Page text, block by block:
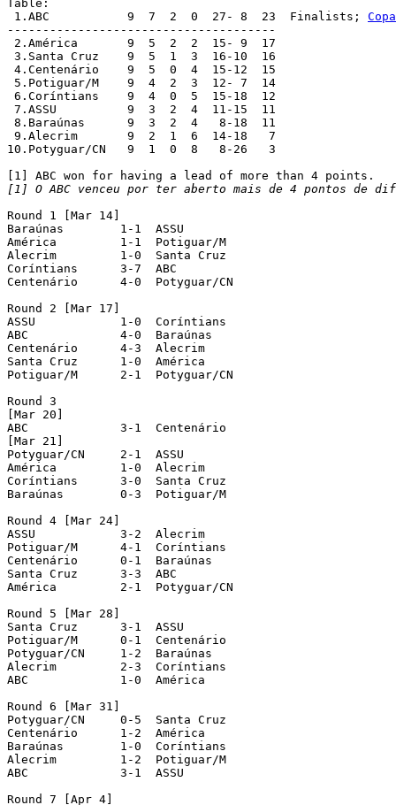
Table:
1.ABC 		 9  7  2  0  27- 8  23  Finalists;
--------------------------------------
2.América 	 9  5  2  2  15- 9  17
3.Santa Cruz 	 9  5  1  3  16-10  16
4.Centenário 	 9  5  0  4  15-12  15
5.Potiguar/M 	 9  4  2  3  12- 7  14
6.Coríntians 	 9  4  0  5  15-18  12
7.ASSU 	 9  3  2  4  11-15  11
8.Baraúnas 	 9  3  2  4   8-18  11
9.Alecrim 	 9  2  1  6  14-18   7
10.Potyguar/CN 	 9  1  0  8   8-26   3
[1] O ABC venceu por ter aberto mais de 4 pontos de
Round 1 [Mar 14]
Baraúnas	1-1  ASSU
América		1-1  Potiguar/M
Alecrim		1-0  Santa Cruz
Coríntians	3-7  ABC
Centenário	4-0  Potyguar/CN
Round 2 [Mar 17]
ASSU		1-0  Coríntians
ABC		4-0  Baraúnas
Centenário	4-3  Alecrim
Santa Cruz	1-0  América
Potiguar/M	2-1  Potyguar/CN
Round 3
[Mar 20]
ABC		3-1  Centenário
[Mar 21]
Potyguar/CN	2-1  ASSU
América		1-0  Alecrim
Coríntians	3-0  Santa Cruz
Baraúnas	0-3  Potiguar/M
Round 4 [Mar 24]
ASSU		3-2  Alecrim
Potiguar/M	4-1  Coríntians
Centenário	0-1  Baraúnas
Santa Cruz	3-3  ABC
América		2-1  Potyguar/CN
Round 5 [Mar 28]
Santa Cruz	3-1  ASSU
Potiguar/M	0-1  Centenário
Potyguar/CN	1-2  Baraúnas
Alecrim		2-3  Coríntians
ABC		1-0  América
Round 6 [Mar 31]
Potyguar/CN	0-5  Santa Cruz
Centenário	1-2  América
Baraúnas	1-0  Coríntians
Alecrim		1-2  Potiguar/M
ABC		3-1  ASSU
Round 7 [Apr 4]